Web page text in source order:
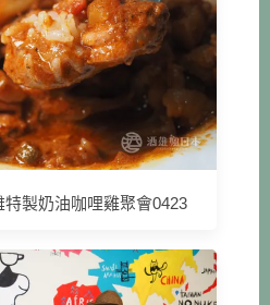
製奶油咖哩雞聚會0423